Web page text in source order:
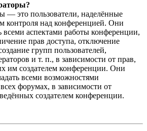
— это пользователи, наделённые
контроля над конференцией. Они
всеми аспектами работы конференции,
прав доступа, отключение
групп пользователей,
и т. п., в зависимости от прав,
им создателем конференции. Они
всеми возможностями
форумах, в зависимости от
создателем конференции.